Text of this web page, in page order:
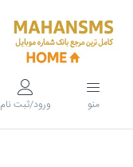
منو ورود/ثبت نام